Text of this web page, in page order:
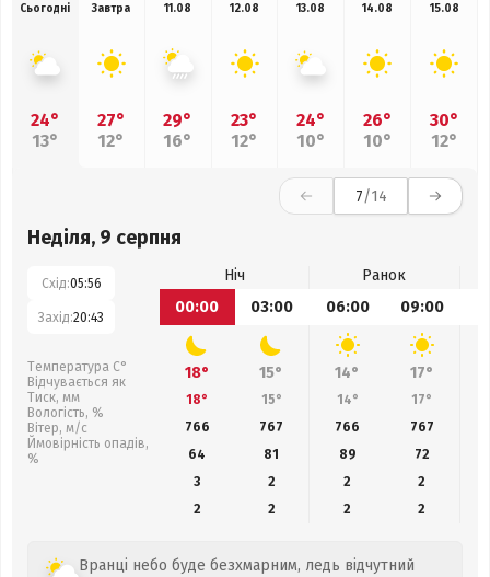
Сьогодні
24°
13°
Завтра
27°
12°
11.08
29°
16°
12.08
23°
12°
13.08
24°
10°
14.08
26°
10°
15.08
30°
12°
7/14
Неділя, 9 серпня
Схід:05:56
Захід:20:43
Температура С°
Відчувається як
Тиск, мм
Вологість, %
Вітер, м/с
Ймовірність опадів,
%
Ніч
Ранок
00:00
03:00 06:00 09:00
18° 15° 14° 17°
18° 15° 14° 17°
766
767 766 767
64
81 89 72
3
2 2
2
2
2 2 2
Вранці небо буде безхмарним, ледь відчутний